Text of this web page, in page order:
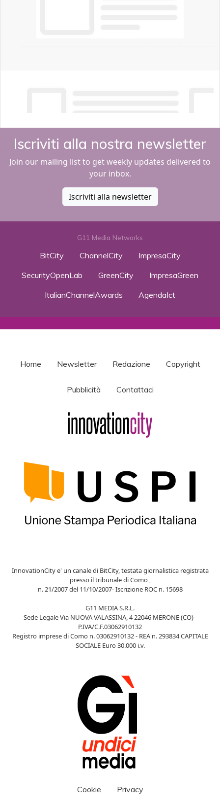
Iscriviti alla nostra newsletter
Join our mailing list to get weekly updates delivered to
your inbox.
Iscriviti alla newsletter
G11 Media Networks
BitCity ChannelCity
ImpresaCity
SecurityOpenLab
GreenCity
ImpresaGreen
ItalianChannelAwards
AgendaIct
Home Newsletter Redazione Copyright
Pubblicità Contattaci
InnovationCity e' un canale di BitCity, testata giornalistica registrata
presso il tribunale di Como ,
n. 21/2007 del 11/10/2007- Iscrizione ROC n. 15698
G11 MEDIA S.R.L.
Sede Legale Via NUOVA VALASSINA, 4 22046 MERONE (CO) -
P.IVA/C.F.03062910132
Registro imprese di Como n. 03062910132 - REA n. 293834 CAPITALE
SOCIALE Euro 30.000 i.v.
Cookie Privacy